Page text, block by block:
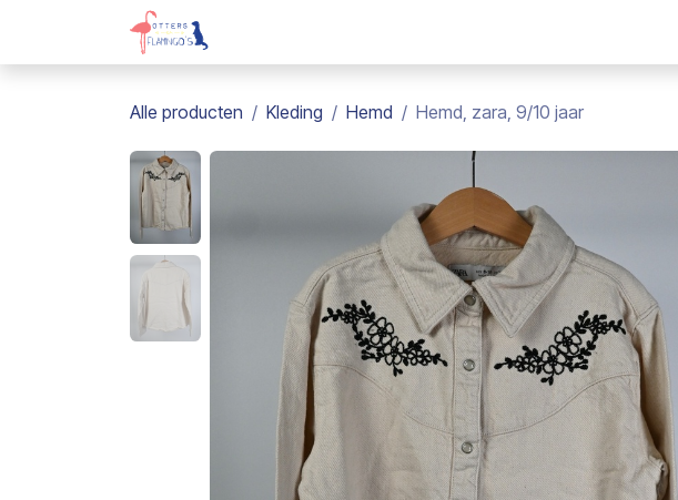
Overslaan naar inhoud
Alle producten Kleding Hemd Hemd, zara, 9/10 jaar